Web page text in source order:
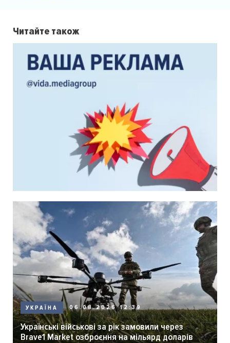
Читайте також
УКРАЇНА 06.08.2026 12:39
Українські військові за рік замовили через
Brave1 Market озброєння на мільярд доларів